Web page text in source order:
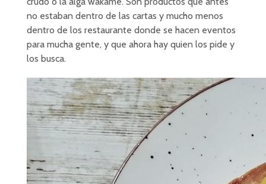
no estaban dentro de las cartas y mucho menos
dentro de los restaurante donde se hacen eventos
para mucha gente, y que ahora hay quien los pide y
los busca.